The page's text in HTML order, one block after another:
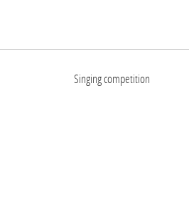
Singing competition